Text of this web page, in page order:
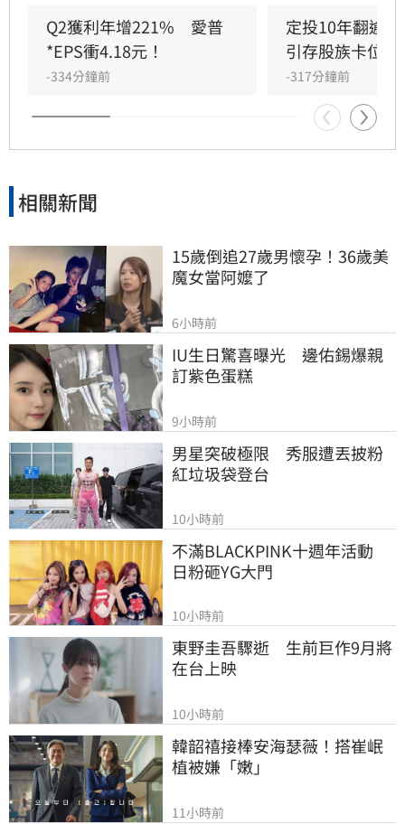
MSCI金融(0055)、統一台灣高息動能(00939)、
永豐優息存股(00907)、FT臺灣永續高息
(00961)，及凱基優選30(00938)；無獨有偶，能
在台股修正之際，逆勢突圍的ETF，皆有高含
「金」量，元大MSCI金融(0055)、國泰股利精選
30(00701)、凱基優選30(00938)、統一台灣高息
台灣精選高息(00919)就各有逾5成的金融權重，
波動的良伴。
Q2獲利年增221%　愛普
*EPS衝4.18元！
-334分鐘前
定投10年翻逾5
引存股族卡位！
-317分鐘前
相關新聞
15歲倒追27歲男懷孕！36歲美
魔女當阿嬤了
6小時前
IU生日驚喜曝光　邊佑錫爆親
訂紫色蛋糕
9小時前
男星突破極限　秀服遭丟披粉
紅垃圾袋登台
10小時前
不滿BLACKPINK十週年活動
日粉砸YG大門
10小時前
東野圭吾驟逝　生前巨作9月將
在台上映
10小時前
韓韶禧接棒安海瑟薇！搭崔岷
植被嫌「嫩」
11小時前